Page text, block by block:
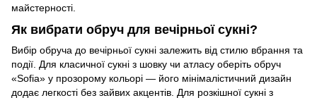
майстерності.
Як вибрати обруч для вечірньої сукні?
Вибір обруча до вечірньої сукні залежить від стилю вбрання та
події. Для класичної сукні з шовку чи атласу оберіть обруч
«Sofia» у прозорому кольорі — його мінімалістичний дизайн
додає легкості без зайвих акцентів. Для розкішної сукні з